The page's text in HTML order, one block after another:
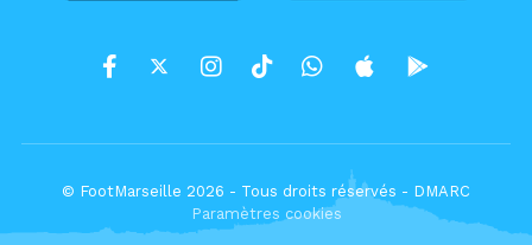
© FootMarseille 2026 - Tous droits réservés - DMARC
Paramètres cookies